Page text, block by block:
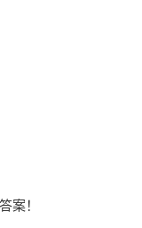
案！